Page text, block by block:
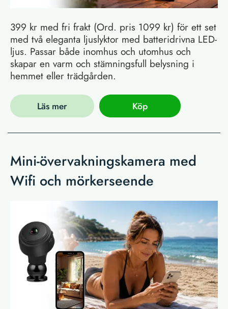
399 kr med fri frakt (Ord. pris 1099 kr) för ett set
med två eleganta ljuslyktor med batteridrivna LED-
ljus. Passar både inomhus och utomhus och
skapar en varm och stämningsfull belysning i
hemmet eller trädgården.
Läs mer Köp
Mini-övervakningskamera med
Wifi och mörkerseende